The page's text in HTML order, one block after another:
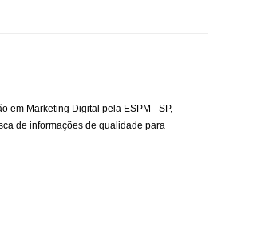
em Marketing Digital pela ESPM - SP,
de informações de qualidade para